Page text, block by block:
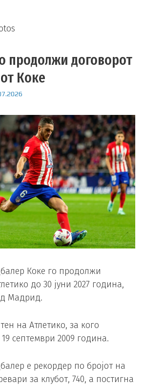
продолжи договорот
Коке
Коке го продолжи
до 30 јуни 2027 година,
Мадрид.
на Атлетико, за кого
септември 2009 година.
е рекордер по бројот на
за клубот, 740, а постигна